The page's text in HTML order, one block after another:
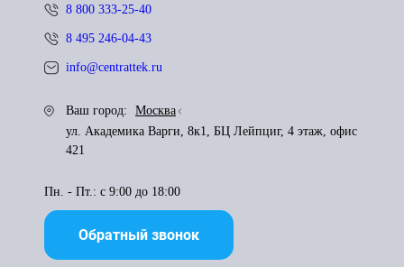
8 800 333-25-40
8 495 246-04-43
info@centrattek.ru
Ваш город:
Москва
ул. Академика Варги, 8к1, БЦ Лейпциг, 4 этаж, офис
421
Пн. - Пт.: с 9:00 до 18:00
Обратный звонок